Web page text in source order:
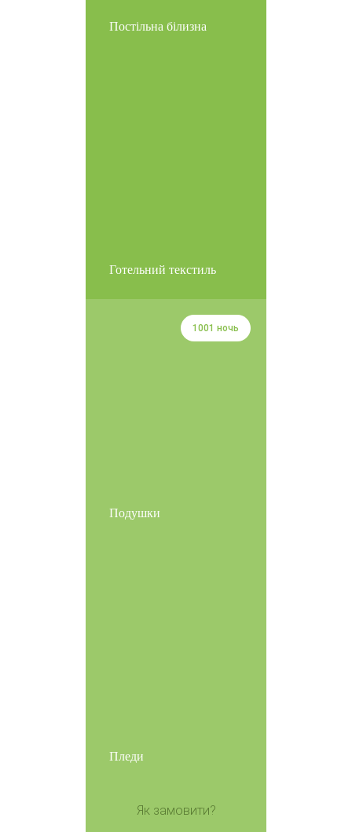
Постільна білизна
Готельний текстиль
Подушки
1001 ночь
Пледи
Як замовити?